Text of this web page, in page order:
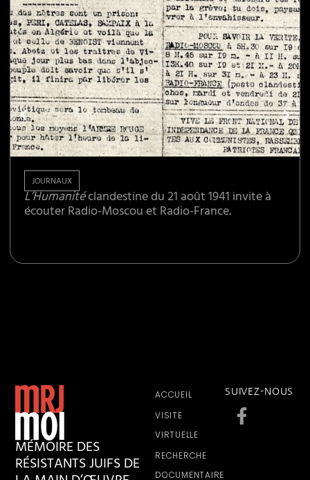
JOURNAUX
L’Humanitéclandestine du 21 août 1941 invite à
écouter Radio-Moscou et Radio-France.
MÉMOIRE DES
RÉSISTANTS JUIFS DE
ACCUEIL
VISITE
VIRTUELLE
RECHERCHE
DOCUMENTAIRE
SUIVEZ-NOUS